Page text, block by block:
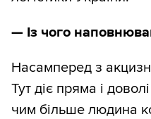
— Із чого
Насамперед з
Тут діє пряма і
чим більше людина